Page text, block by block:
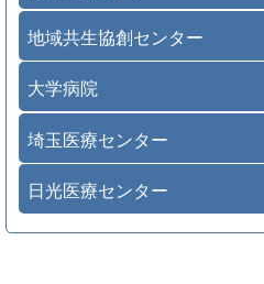
地域共生協創センター
大学病院
埼玉医療センター
日光医療センター